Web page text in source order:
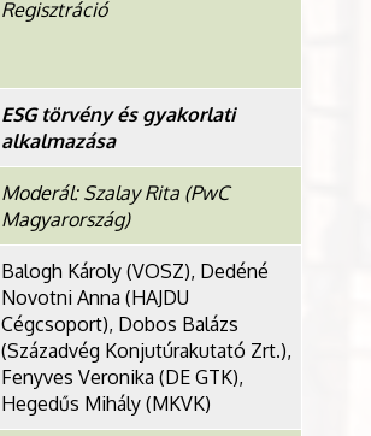
Regisztráció
ESG törvény és gyakorlati
alkalmazása
Moderál: Szalay Rita (PwC
Magyarország)
Balogh Károly (VOSZ), Dedéné
Novotni Anna (HAJDU
Cégcsoport), Dobos Balázs
(Századvég Konjutúrakutató Zrt.),
Fenyves Veronika (DE GTK),
Hegedűs Mihály (MKVK)